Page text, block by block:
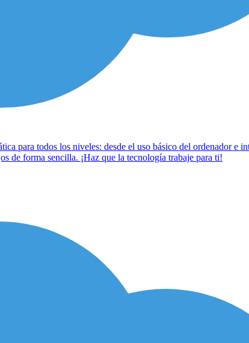
para todos los niveles: desde el uso básico del ordenador e
de forma sencilla. ¡Haz que la tecnología trabaje para ti!